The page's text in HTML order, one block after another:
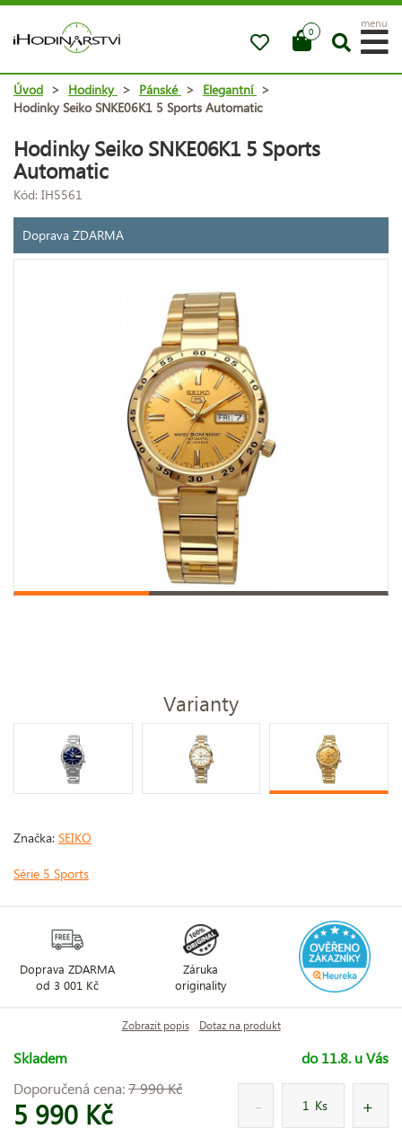
0
menu
Úvod > Hodinky > Pánské > Elegantní >
Hodinky Seiko SNKE06K1 5 Sports Automatic
Hodinky Seiko SNKE06K1 5 Sports
Automatic
Kód: IH5561
Doprava ZDARMA
Varianty
Značka: SEIKO
Série 5 Sports
Doprava ZDARMA
od 3 001 Kč
Záruka
originality
Zobrazit popis Dotaz na produkt
Skladem
do 11.8. u Vás
Doporučená cena:7 990 Kč
5 990 Kč Ks